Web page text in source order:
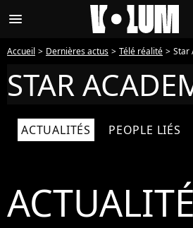
menu
Accueil Dernières actus Télé réalité Star
STAR
ACTUALITÉS PEOPLE LIÉS